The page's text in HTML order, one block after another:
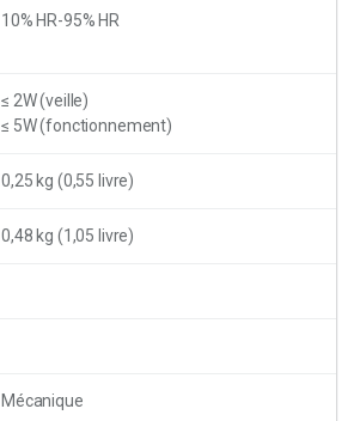
10% HR-95% HR
≤ 2W (veille)
≤ 5W (fonctionnement)
0,25 kg (0,55 livre)
0,48 kg (1,05 livre)
Mécanique